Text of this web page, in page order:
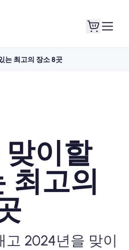
쇼핑 플랜
는 최고의 장소 8곳
이할
최고의
고 2024년을 맞이